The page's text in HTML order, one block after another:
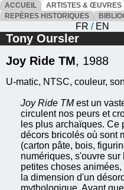
ACCUEIL ARTISTES & ŒUVRES
REPÈRES HISTORIQUES
FR / EN
Tony Oursler